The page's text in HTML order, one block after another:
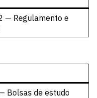
— Regulamento e
Bolsas de estudo